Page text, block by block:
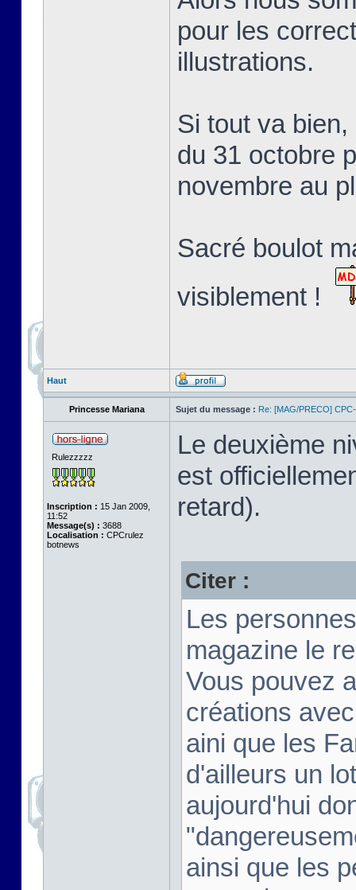
pour les
illustrations.
Si tout va
du 31 octobre
novembre au
Sacré boulot
visiblement !
Haut
Princesse Mariana Sujet du message : Re: [MAG/PRECO]
Rulezzzzz
Inscription : 15 Jan 2009,
11:52
Message(s) : 3688
Localisation : CPCrulez
botnews
Le deuxième
est
retard).
Citer :
Les
magazine le
Vous pouvez
créations
aini que les
d'ailleurs un
aujourd'hui
ainsi que les